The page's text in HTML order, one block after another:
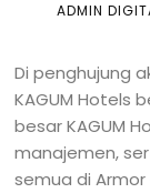
ADMIN
Di penghujung
KAGUM Hotels
besar KAGUM
manajemen,
semua di